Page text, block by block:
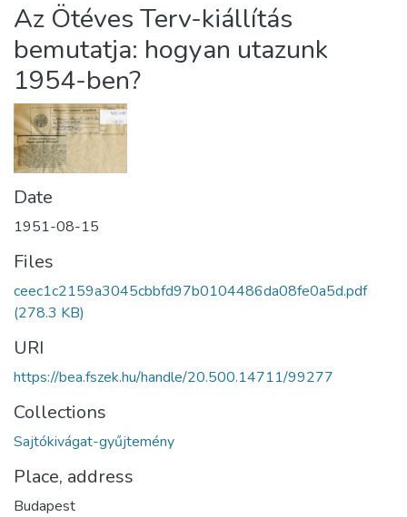
About us
Az Ötéves Terv-kiállítás
bemutatja: hogyan utazunk
1954-ben?
Date
1951-08-15
Files
ceec1c2159a3045cbbfd97b0104486da08fe0a5d.pdf
(278.3 KB)
URI
https://bea.fszek.hu/handle/20.500.14711/99277
Collections
Sajtókivágat-gyűjtemény
Place, address
Budapest